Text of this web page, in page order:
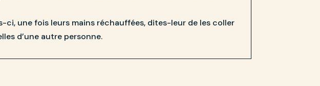
ci, une fois leurs mains réchauffées, dites-leur de les coller
d’une autre personne.